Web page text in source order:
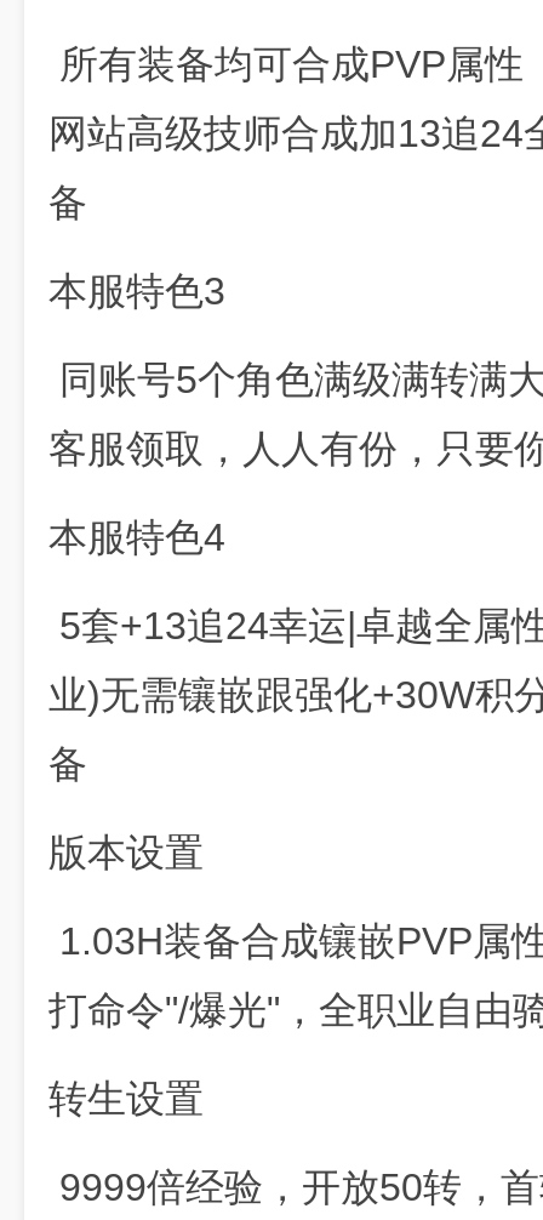
所有装备均可合成PVP属
网站高级技师合成加13追
备
本服特色3
同账号5个角色满级满转满
客服领取，人人有份，只要
本服特色4
5套+13追24幸运|卓越全属
业)无需镶嵌跟强化+30W积
备
版本设置
1.03H装备合成镶嵌PVP属
打命令"/爆光"，全职业自由
转生设置
9999倍经验，开放50转，